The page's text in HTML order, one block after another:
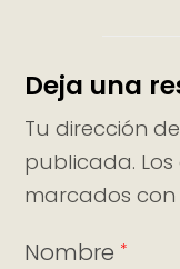
Deja una
Tu dirección
publicada.
marcados con
Nombre *